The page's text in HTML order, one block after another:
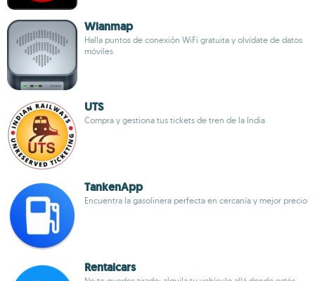
Wlanmap
Halla puntos de conexión WiFi gratuita y olvídate de datos
móviles
UTS
Compra y gestiona tus tickets de tren de la India
TankenApp
Encuentra la gasolinera perfecta en cercanía y mejor precio
Rentalcars